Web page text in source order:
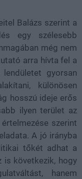
Balázs szerint a
egy szélesebb
még nem
arra hívta fel a
gyorsan
különösen
hosszú ideje erős
ilyen terület az
szerint
A jó irányba
tőkét adhat a
is következik, hogy
hanem